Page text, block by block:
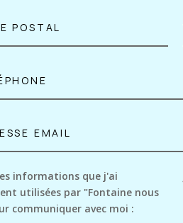
informations que j'ai
utilisées par "Fontaine nous
communiquer avec moi :